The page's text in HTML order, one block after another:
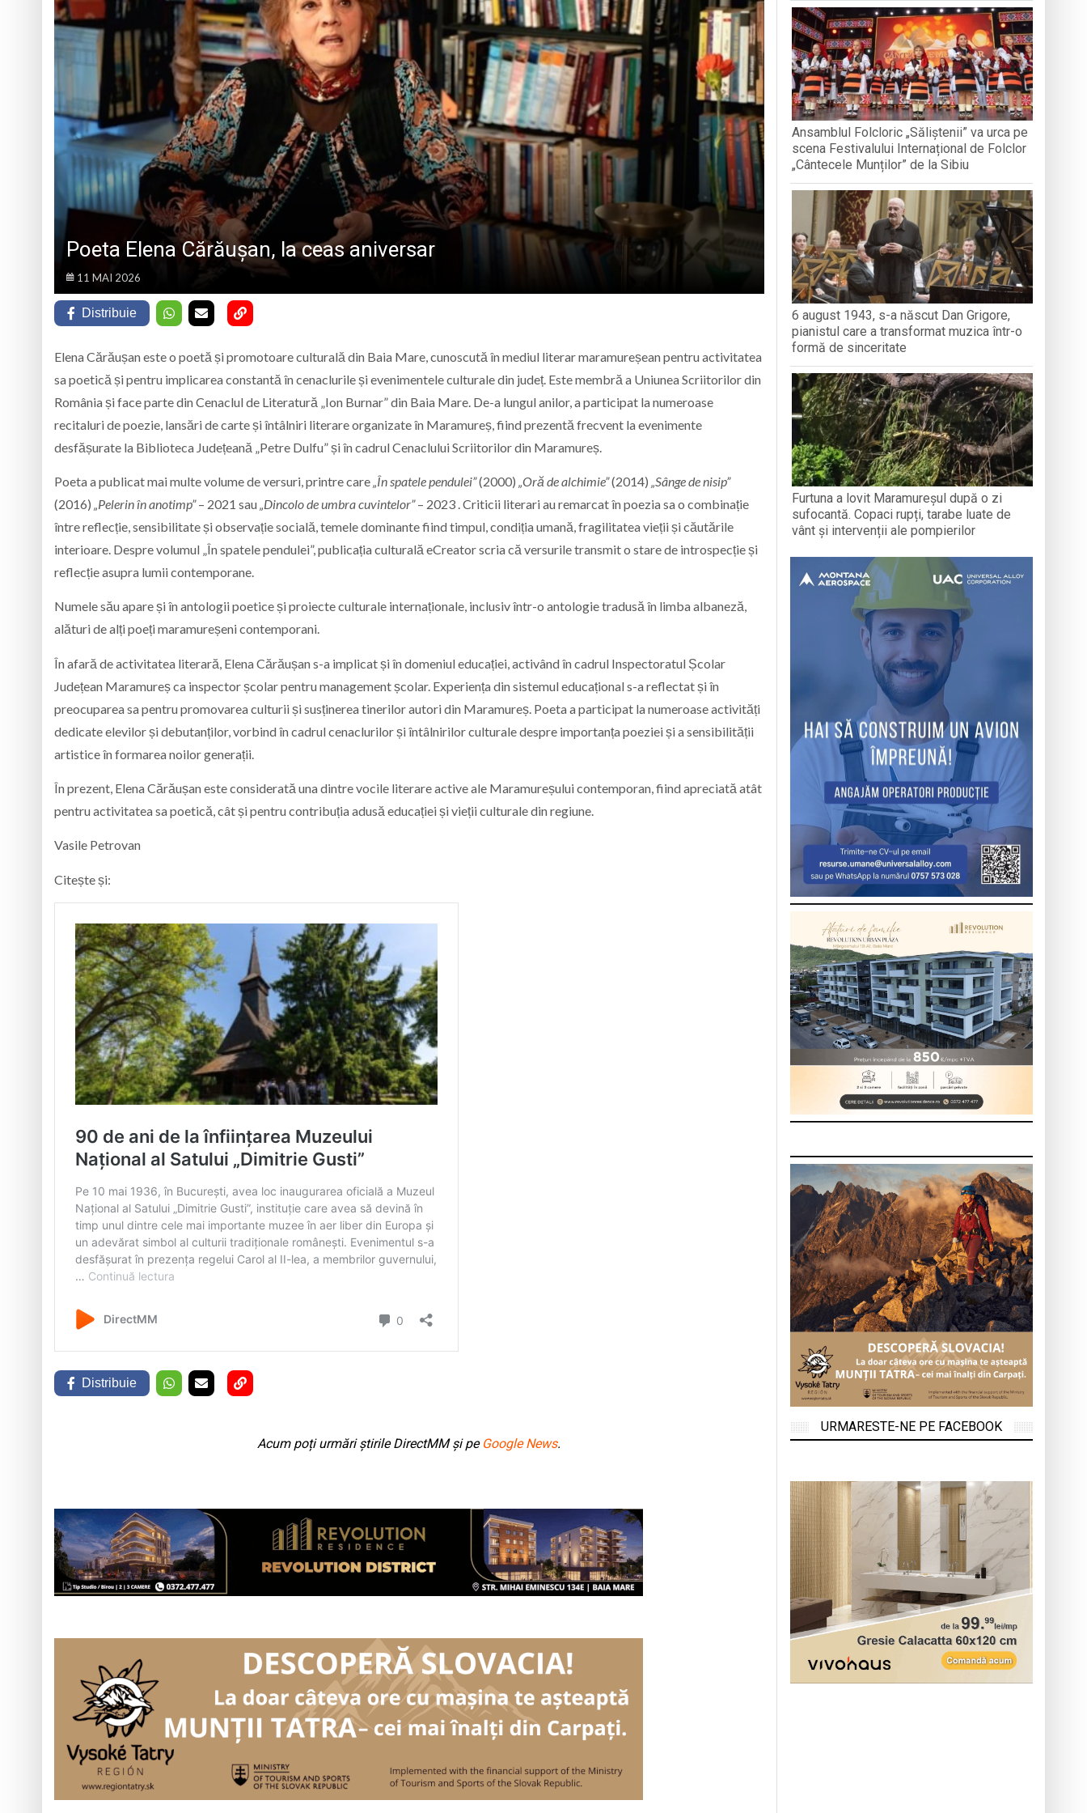
Eveniment special la Baia Mare, la 570 de ani de la moartea lui Iancu de Hunedoara
„Zilele Moiseiului” se vor desfășura în perioada 14–16 august
Biblioteca Municipală „Laurențiu Ulici” din Sighet găzduiește o nouă întâlnire a clubului de carte „Legături Literare”
Muzeul de Mineralogie Baia Mare, gazda unui eveniment internațional dedicat prieteniei și diversității culturale
„CÂNTECELE MUNȚILOR” DE LA SIBIU
DE SINCERITATE
ALE POMPIERILOR
Poeta Elena Cărăușan, la ceas aniversar
11 MAI 2026
Distribuie
Elena Cărăușan este o poetă și promotoare culturală din Baia Mare, cunoscută în mediul literar maramureșean pentru activitatea
sa poetică și pentru implicarea constantă în cenaclurile și evenimentele culturale din județ. Este membră a Uniunea Scriitorilor din
România și face parte din Cenaclul de Literatură „Ion Burnar” din Baia Mare. De-a lungul anilor, a participat la numeroase
recitaluri de poezie, lansări de carte și întâlniri literare organizate în Maramureș, fiind prezentă frecvent la evenimente
desfășurate la Biblioteca Județeană „Petre Dulfu” și în cadrul Cenaclului Scriitorilor din Maramureș.
Poeta a publicat mai multe volume de versuri, printre care„În spatele pendulei”(2000) „Oră de alchimie”(2014) „Sânge de nisip”
(2016) „Pelerin în anotimp”– 2021 sau„Dincolo de umbra cuvintelor”– 2023 . Criticii literari au remarcat în poezia sa o combinație
între reflecție, sensibilitate și observație socială, temele dominante fiind timpul, condiția umană, fragilitatea vieții și căutările
interioare. Despre volumul „În spatele pendulei”, publicația culturală eCreator scria că versurile transmit o stare de introspecție și
reflecție asupra lumii contemporane.
Numele său apare și în antologii poetice și proiecte culturale internaționale, inclusiv într-o antologie tradusă în limba albaneză,
alături de alți poeți maramureșeni contemporani.
În afară de activitatea literară, Elena Cărăușan s-a implicat și în domeniul educației, activând în cadrul Inspectoratul Școlar
Județean Maramureșca inspector școlar pentru management școlar. Experiența din sistemul educațional s-a reflectat și în
preocuparea sa pentru promovarea culturii și susținerea tinerilor autori din Maramureș. Poeta a participat la numeroase activități
dedicate elevilor și debutanților, vorbind în cadrul cenaclurilor și întâlnirilor culturale despre importanța poeziei și a sensibilității
artistice în formarea noilor generații.
În prezent, Elena Cărăușan este considerată una dintre vocile literare active ale Maramureșului contemporan, fiind apreciată atât
pentru activitatea sa poetică, cât și pentru contribuția adusă educației și vieții culturale din regiune.
Vasile Petrovan
Citește și:
Distribuie
Acum poți urmări știrile DirectMM și pe Google News.
Ansamblul Folcloric „Săliștenii” va urca pe
scena Festivalului Internațional de Folclor
„Cântecele Munților” de la Sibiu
6 august 1943, s-a născut Dan Grigore,
pianistul care a transformat muzica într-o
formă de sinceritate
Furtuna a lovit Maramureșul după o zi
sufocantă. Copaci rupți, tarabe luate de
vânt și intervenții ale pompierilor
URMARESTE-NE PE FACEBOOK